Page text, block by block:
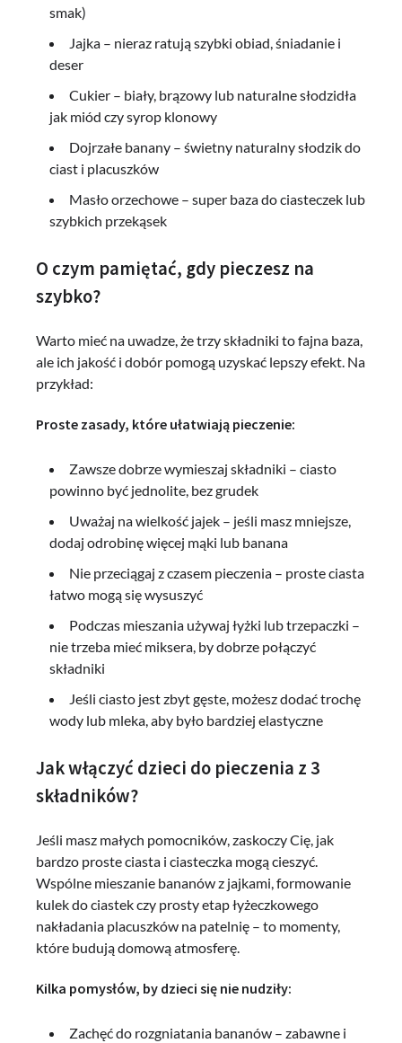
smak)
Jajka – nieraz ratują szybki obiad, śniadanie i
deser
Cukier – biały, brązowy lub naturalne słodzidła
jak miód czy syrop klonowy
Dojrzałe banany – świetny naturalny słodzik do
ciast i placuszków
Masło orzechowe – super baza do ciasteczek lub
szybkich przekąsek
O czym pamiętać, gdy pieczesz na
szybko?
Warto mieć na uwadze, że trzy składniki to fajna baza,
ale ich jakość i dobór pomogą uzyskać lepszy efekt. Na
przykład:
Proste zasady, które ułatwiają pieczenie:
Zawsze dobrze wymieszaj składniki – ciasto
powinno być jednolite, bez grudek
Uważaj na wielkość jajek – jeśli masz mniejsze,
dodaj odrobinę więcej mąki lub banana
Nie przeciągaj z czasem pieczenia – proste ciasta
łatwo mogą się wysuszyć
Podczas mieszania używaj łyżki lub trzepaczki –
nie trzeba mieć miksera, by dobrze połączyć
składniki
Jeśli ciasto jest zbyt gęste, możesz dodać trochę
wody lub mleka, aby było bardziej elastyczne
Jak włączyć dzieci do pieczenia z 3
składników?
Jeśli masz małych pomocników, zaskoczy Cię, jak
bardzo proste ciasta i ciasteczka mogą cieszyć.
Wspólne mieszanie bananów z jajkami, formowanie
kulek do ciastek czy prosty etap łyżeczkowego
nakładania placuszków na patelnię – to momenty,
które budują domową atmosferę.
Kilka pomysłów, by dzieci się nie nudziły:
Zachęć do rozgniatania bananów – zabawne i